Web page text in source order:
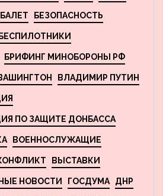
БАЛЕТ БЕЗОПАСНОСТЬ
БЕСПИЛОТНИКИ
БРИФИНГ МИНОБОРОНЫ РФ
ВЛАДИМИР ПУТИН
ПО ЗАЩИТЕ ДОНБАССА
ВОЕННОСЛУЖАЩИЕ
ВЫСТАВКИ
НОВОСТИ ГОСДУМА ДНР